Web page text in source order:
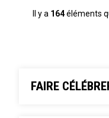
Il y a 164éléments
FAIRE